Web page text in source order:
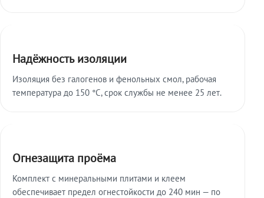
Надёжность изоляции
Изоляция без галогенов и фенольных смол, рабочая
температура до 150 °C, срок службы не менее 25 лет.
Огнезащита проёма
Комплект с минеральными плитами и клеем
обеспечивает предел огнестойкости до 240 мин — по